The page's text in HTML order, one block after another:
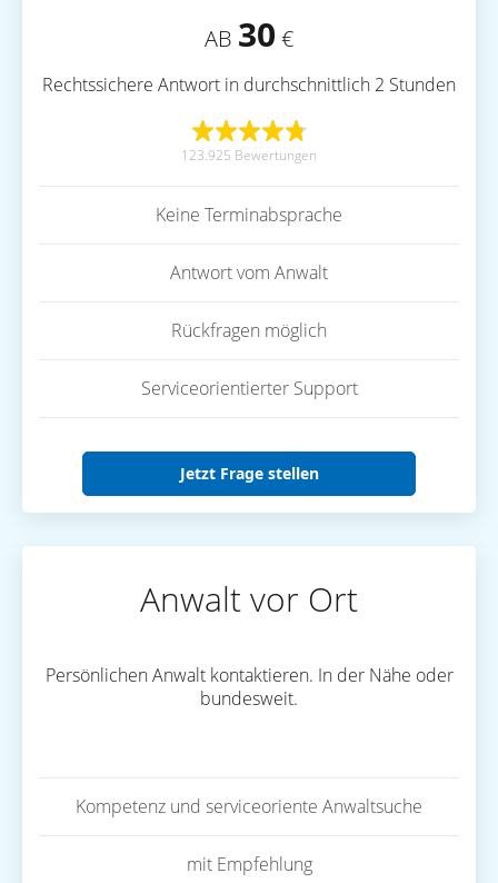
AB 30 €
Rechtssichere Antwort in durchschnittlich 2 Stunden
123.925 Bewertungen
Keine Terminabsprache
Antwort vom Anwalt
Rückfragen möglich
Serviceorientierter Support
Jetzt Frage stellen
Anwalt vor Ort
Persönlichen Anwalt kontaktieren. In der Nähe oder
bundesweit.
Kompetenz und serviceoriente Anwaltsuche
mit Empfehlung